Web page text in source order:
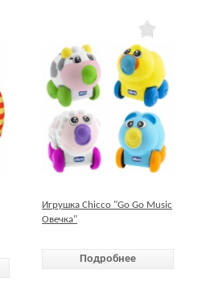
Игрушка Chicco "Go Go Music
Овечка"
Подробнее